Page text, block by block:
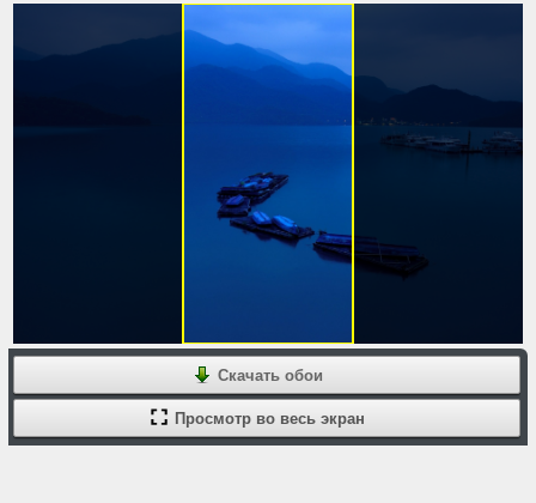
Скачать обои
Просмотр во весь экран